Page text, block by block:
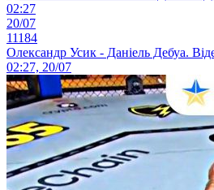
02:27
20/07
11184
Олександр Усик - Даніель Дебуа.
02:27, 20/07